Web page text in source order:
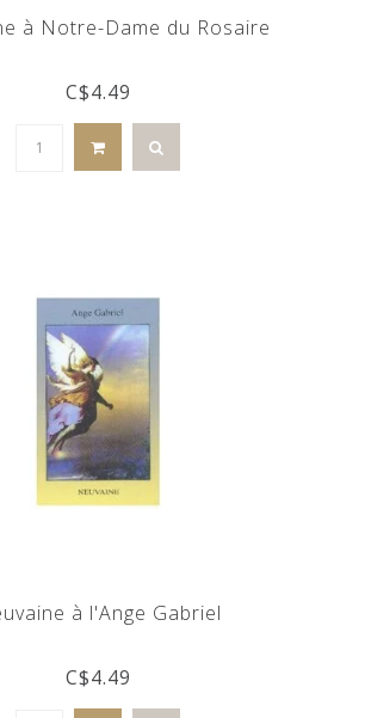
à Notre-Dame du Rosaire
C$4.49
à l'Ange Gabriel
C$4.49